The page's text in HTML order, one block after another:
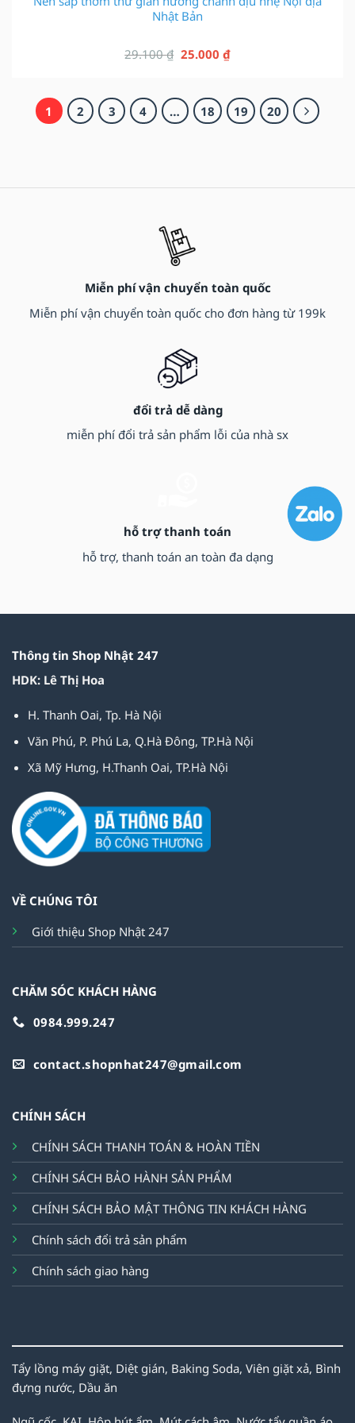
Nhật Bản
29.100₫ Giá
29.100 ₫.
25.000 ₫Giá
là:
1 2 3 4 … 18 19 20
Miễn phí vận chuyển toàn quốc
Miễn phí vận chuyển toàn quốc cho đơn hàng từ 199k
đổi trả dễ dàng
miễn phí đổi trả sản phẩm lỗi của nhà sx
hỗ trợ thanh toán
hỗ trợ, thanh toán an toàn đa dạng
Thông tin Shop Nhật 247
HDK: Lê Thị Hoa
H. Thanh Oai, Tp. Hà Nội
Văn Phú, P. Phú La, Q.Hà Đông, TP.Hà Nội
Xã Mỹ Hưng, H.Thanh Oai, TP.Hà Nội
VỀ CHÚNG TÔI
Giới thiệu Shop Nhật 247
CHĂM SÓC KHÁCH HÀNG
0984.999.247
contact.shopnhat247@gmail.com
CHÍNH SÁCH
CHÍNH SÁCH THANH TOÁN & HOÀN TIỀN
CHÍNH SÁCH BẢO HÀNH SẢN PHẨM
CHÍNH SÁCH BẢO MẬT THÔNG TIN KHÁCH HÀNG
Chính sách đổi trả sản phẩm
Chính sách giao hàng
Tẩy lồng máy giặt, Diệt gián, Baking Soda, Viên giặt xả, Bình
đựng nước, Dầu ăn